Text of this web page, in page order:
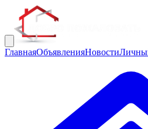
ГлавнаяОбъявленияНовости